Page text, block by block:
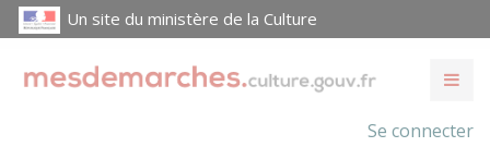
Un site du ministère de la Culture
Se connecter